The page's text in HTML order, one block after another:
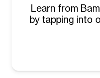
Learn from
by tapping into